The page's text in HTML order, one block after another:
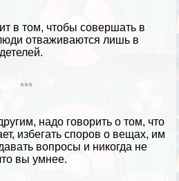
в том, чтобы совершать в
отваживаются лишь в
***
надо говорить о том, что
избегать споров о вещах, им
вопросы и никогда не
вы умнее.